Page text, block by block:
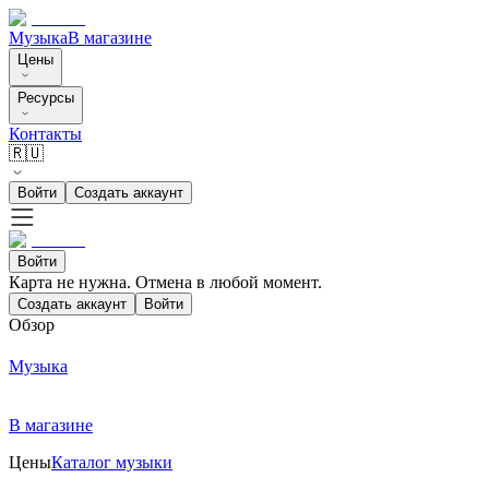
МузыкаВ магазине
Цены
Ресурсы
Контакты
🇷🇺
Войти Создать аккаунт
Войти
Карта не нужна. Отмена в любой момент.
Создать аккаунт Войти
Обзор
Музыка
В магазине
ЦеныКаталог музыки